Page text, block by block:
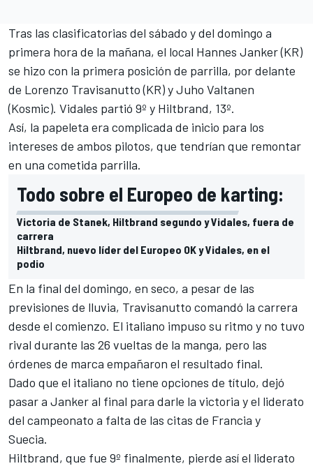
Tras las clasificatorias del sábado y del domingo a
primera hora de la mañana, el local Hannes Janker (KR)
se hizo con la primera posición de parrilla, por delante
de Lorenzo Travisanutto (KR) y Juho Valtanen
(Kosmic). Vidales partió 9º y Hiltbrand, 13º.
Así, la papeleta era complicada de inicio para los
intereses de ambos pilotos, que tendrían que remontar
en una cometida parrilla.
Todo sobre el Europeo de karting:
Victoria de Stanek, Hiltbrand segundo y Vidales, fuera de
carrera
Hiltbrand, nuevo líder del Europeo OK y Vidales, en el
podio
En la final del domingo, en seco, a pesar de las
previsiones de lluvia, Travisanutto comandó la carrera
desde el comienzo. El italiano impuso su ritmo y no tuvo
rival durante las 26 vueltas de la manga, pero las
órdenes de marca empañaron el resultado final.
Dado que el italiano no tiene opciones de título, dejó
pasar a Janker al final para darle la victoria y el liderato
del campeonato a falta de las citas de Francia y
Suecia.
Hiltbrand, que fue 9º finalmente, pierde así el liderato